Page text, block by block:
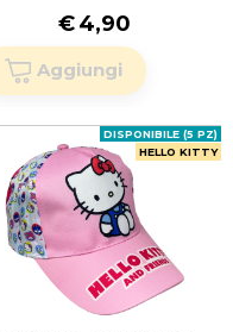
€4,90
HELLO KITTY
DISPONIBILE (5 PZ)